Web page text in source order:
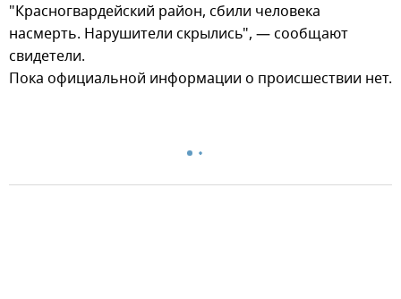
"Красногвардейский район, сбили человека
насмерть. Нарушители скрылись", — сообщают
свидетели.
Пока официальной информации о происшествии нет.